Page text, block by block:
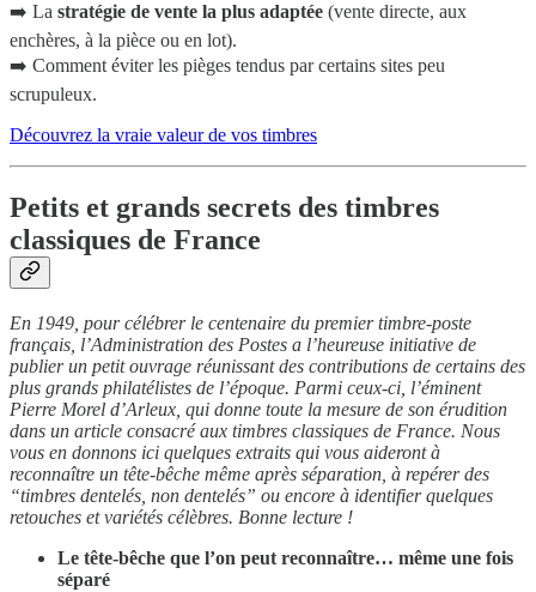
➡️ La stratégie de vente la plus adaptée (vente directe, aux
enchères, à la pièce ou en lot).
➡️ Comment éviter les pièges tendus par certains sites peu
scrupuleux.
Découvrez la vraie valeur de vos timbres
Petits et grands secrets des timbres
classiques de France
En 1949, pour célébrer le centenaire du premier timbre-poste
français, l’Administration des Postes a l’heureuse initiative de
publier un petit ouvrage réunissant des contributions de certains des
plus grands philatélistes de l’époque. Parmi ceux-ci, l’éminent
Pierre Morel d’Arleux, qui donne toute la mesure de son érudition
dans un article consacré aux timbres classiques de France. Nous
vous en donnons ici quelques extraits qui vous aideront à
reconnaître un tête-bêche même après séparation, à repérer des
“timbres dentelés, non dentelés” ou encore à identifier quelques
retouches et variétés célèbres. Bonne lecture !
Le tête-bêche que l’on peut reconnaître… même une fois
séparé